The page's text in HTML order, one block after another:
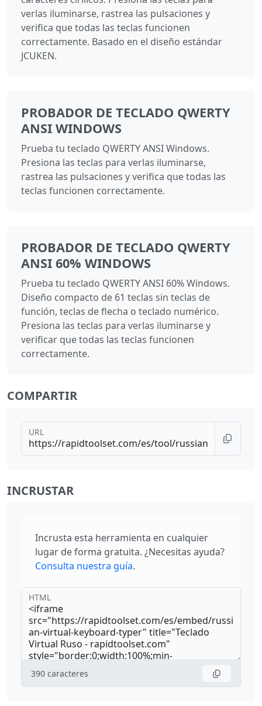
verlas iluminarse, rastrea las pulsaciones y
verifica que todas las teclas funcionen
correctamente. Basado en el diseño estándar
JCUKEN.
PROBADOR DE TECLADO QWERTY
ANSI WINDOWS
Prueba tu teclado QWERTY ANSI Windows.
Presiona las teclas para verlas iluminarse,
rastrea las pulsaciones y verifica que todas las
teclas funcionen correctamente.
PROBADOR DE TECLADO QWERTY
ANSI 60% WINDOWS
Prueba tu teclado QWERTY ANSI 60% Windows.
Diseño compacto de 61 teclas sin teclas de
función, teclas de flecha o teclado numérico.
Presiona las teclas para verlas iluminarse y
verificar que todas las teclas funcionen
correctamente.
COMPARTIR
URL
INCRUSTAR
Incrusta esta herramienta en cualquier
lugar de forma gratuita. ¿Necesitas ayuda?
Consulta nuestra guía.
HTML
390 caracteres